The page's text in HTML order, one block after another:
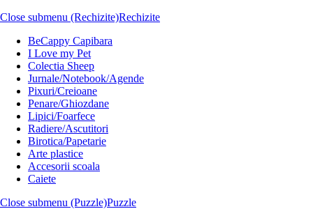
Close submenu (Rechizite)Rechizite
BeCappy Capibara
I Love my Pet
Colectia Sheep
Jurnale/Notebook/Agende
Pixuri/Creioane
Penare/Ghiozdane
Lipici/Foarfece
Radiere/Ascutitori
Birotica/Papetarie
Arte plastice
Accesorii scoala
Caiete
Close submenu (Puzzle)Puzzle